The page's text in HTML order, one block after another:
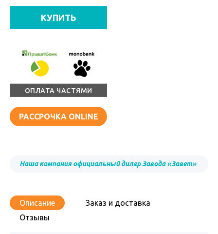
КУПИТЬ
ОПЛАТА ЧАСТЯМИ
РАССРОЧКА ONLINE
Наша компания официальный дилер Завода «Завет»
Описание
Заказ и доставка
Отзывы